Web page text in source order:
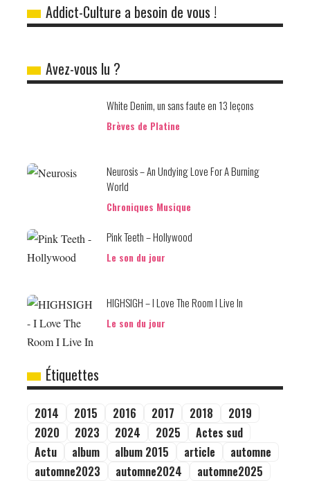
Addict-Culture a besoin de vous !
Avez-vous lu ?
White Denim, un sans faute en 13 leçons
Brèves de Platine
Neurosis – An Undying Love For A Burning
World
Chroniques Musique
Pink Teeth – Hollywood
Le son du jour
HIGHSIGH – I Love The Room I Live In
Le son du jour
Étiquettes
2014 2015 2016 2017 2018
2019
2020
2023 2024 2025
Actes sud
Actu
album album 2015 article
automne
automne2023
automne2024
automne2025